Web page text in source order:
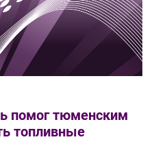
помог тюменским
топливные